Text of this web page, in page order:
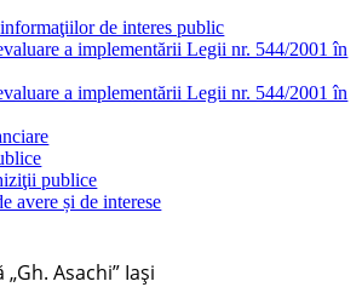
de interes public
a implementării Legii nr. 544/2001 în
a implementării Legii nr. 544/2001 în
publice
avere și de interese
Asachi” Iaşi